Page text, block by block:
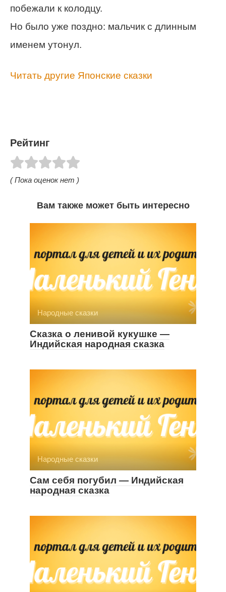
побежали к колодцу.
Но было уже поздно: мальчик с длинным
именем утонул.
Читать другие Японские сказки
Рейтинг
( Пока оценок нет )
Вам также может быть интересно
Народные сказки
Сказка о ленивой кукушке —
Индийская народная сказка
Народные сказки
Сам себя погубил — Индийская
народная сказка